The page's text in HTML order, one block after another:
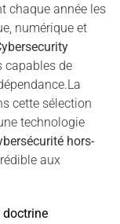
chaque année les
numérique et
capables de
cette sélection
technologie
hors-
aux
doctrine